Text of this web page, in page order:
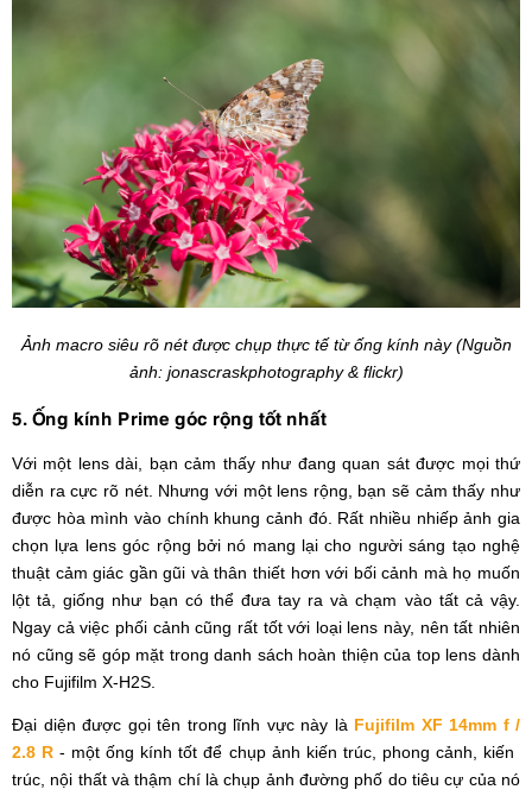
Ảnh macro siêu rõ nét được chụp thực tế từ ống kính này (Nguồn
ảnh: jonascraskphotography & flickr)
5. Ống kính Prime góc rộng tốt nhất
Với một lens dài, bạn cảm thấy như đang quan sát được mọi thứ
diễn ra cực rõ nét. Nhưng với một lens rộng, bạn sẽ cảm thấy như
được hòa mình vào chính khung cảnh đó. Rất nhiều nhiếp ảnh gia
chọn lựa lens góc rộng bởi nó mang lại cho người sáng tạo nghệ
thuật cảm giác gần gũi và thân thiết hơn với bối cảnh mà họ muốn
lột tả, giống như bạn có thể đưa tay ra và chạm vào tất cả vậy.
Ngay cả việc phối cảnh cũng rất tốt với loại lens này, nên tất nhiên
nó cũng sẽ góp mặt trong danh sách hoàn thiện của top lens dành
cho Fujifilm X-H2S.
Đại diện được gọi tên trong lĩnh vực này là Fujifilm XF 14mm f /
2.8 R - một ống kính tốt để chụp ảnh kiến ​​trúc, phong cảnh, kiến ​​
trúc, nội thất và thậm chí là chụp ảnh đường phố do tiêu cự của nó